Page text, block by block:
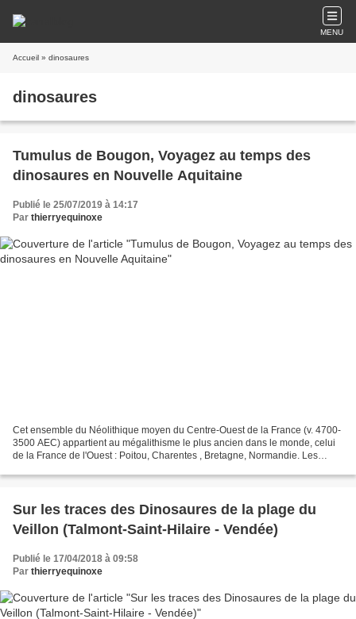
MENU
Accueil » dinosaures
dinosaures
Tumulus de Bougon, Voyagez au temps des
dinosaures en Nouvelle Aquitaine
Publié le 25/07/2019 à 14:17
Par thierryequinoxe
Cet ensemble du Néolithique moyen du Centre-Ouest de la France (v. 4700-
3500 AEC) appartient au mégalithisme le plus ancien dans le monde, celui
de la France de l'Ouest : Poitou, Charentes , Bretagne, Normandie. Les
Sur les traces des Dinosaures de la plage du
Veillon (Talmont-Saint-Hilaire - Vendée)
Publié le 17/04/2018 à 09:58
Par thierryequinoxe